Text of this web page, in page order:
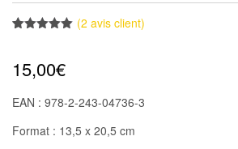
basé sur
notations
(2 avis client)
15,00€
EAN : 978-2-243-04736-3
Format : 13,5 x 20,5 cm